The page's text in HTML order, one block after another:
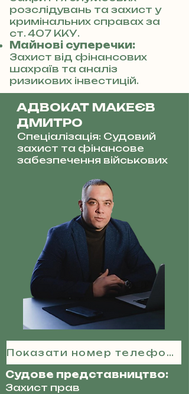
розслідувань та захист у
кримінальних справах за
ст. 407 ККУ.
Майнові суперечки:
Захист від фінансових
шахраїв та аналіз
ризикових інвестицій.
АДВОКАТ МАКЕЄВ
ДМИТРО
Спеціалізація: Судовий
захист та фінансове
забезпечення військових
Показати номер телефону
Судове представництво:
Захист прав